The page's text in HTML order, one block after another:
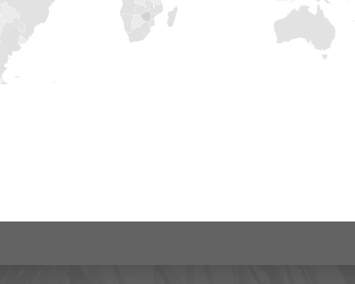
RESTEZ CONNECTE
En vous abonnant à notre newsletter pour rester au courant sur les